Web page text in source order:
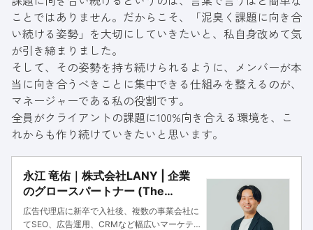
ことではありません。だからこそ、「泥臭く課題に向き合
い続ける姿勢」を大切にしていきたいと、私自身改めて気
が引き締まりました。
そして、その姿勢を持ち続けられるように、メンバーが本
当に向き合うべきことに集中できる仕組みを整えるのが、
マネージャーである私の役割です。
全員がクライアントの課題に100%向き合える環境を、こ
れからも作り続けていきたいと思います。
永江 竜佑｜株式会社LANY | 企業
のグロースパートナー (The
Growth Partner)
広告代理店に新卒で入社後、複数の事業会社に
てSEO、広告運用、CRMなど幅広いマーケテ